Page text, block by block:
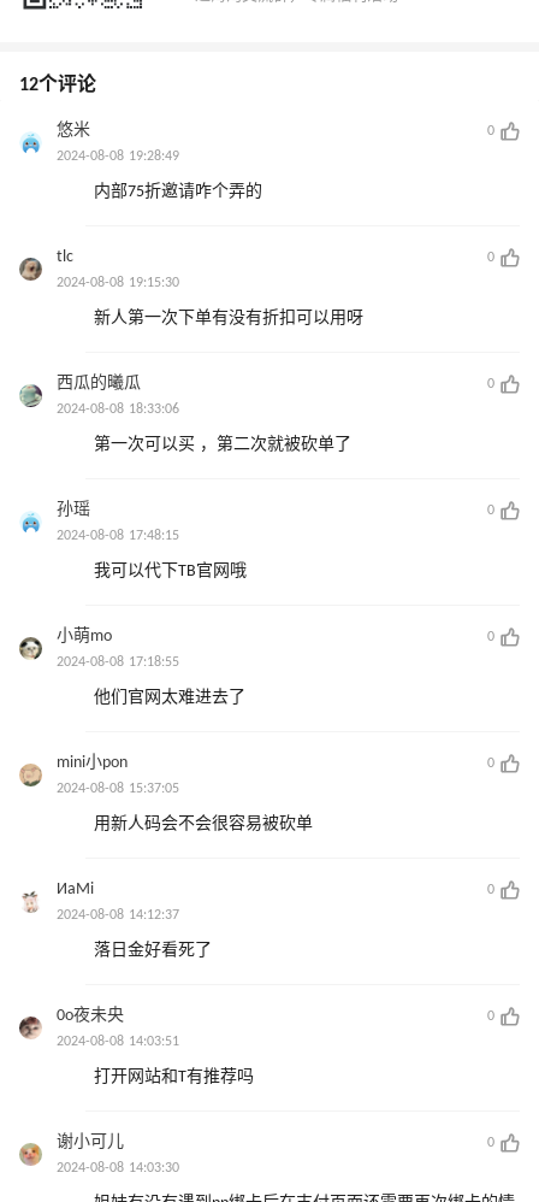
12个评论
悠米
0
2024-08-08 19:28:49
内部75折邀请咋个弄的
tlc
0
2024-08-08 19:15:30
新人第一次下单有没有折扣可以用呀
西瓜的曦瓜
0
2024-08-08 18:33:06
第一次可以买 ，第二次就被砍单了
孙瑶
0
2024-08-08 17:48:15
我可以代下TB官网哦
小萌mo
0
2024-08-08 17:18:55
他们官网太难进去了
mini小pon
0
2024-08-08 15:37:05
用新人码会不会很容易被砍单
ИaMi
0
2024-08-08 14:12:37
落日金好看死了
0o夜未央
0
2024-08-08 14:03:51
打开网站和T有推荐吗
谢小可儿
0
2024-08-08 14:03:30